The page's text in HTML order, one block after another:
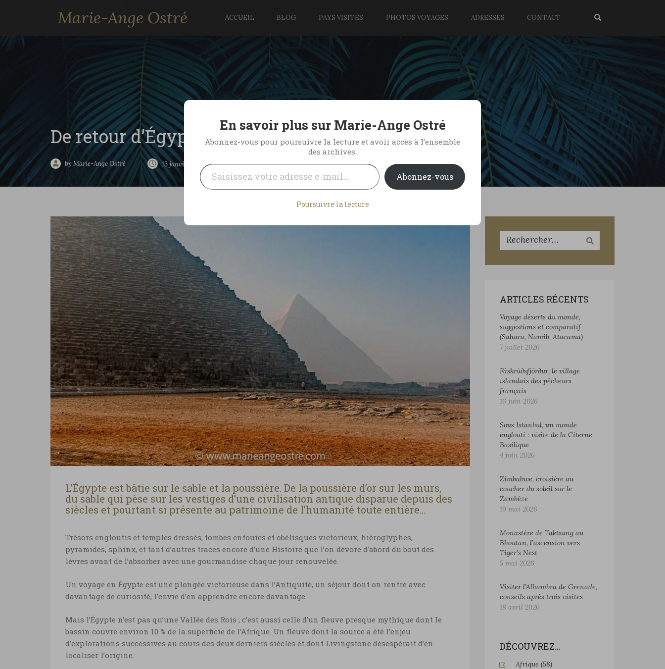
Marie-Ange Ostré ACCUEIL BLOG PAYS VISITÉS PHOTOS VOYAGES ADRESSES CONTACT
De retour d’Égypte
by Marie-Ange Ostré 13 janvier 2009 10 Comments
L’Égypte est bâtie sur le sable et la poussière. De la poussière d’or sur les murs,
du sable qui pèse sur les vestiges d’une civilisation antique disparue depuis des
siècles et pourtant si présente au patrimoine de l’humanité toute entière…
Trésors engloutis et temples dressés, tombes enfouies et obélisques victorieux, hiéroglyphes,
pyramides, sphinx, et tant d’autres traces encore d’une Histoire que l’on dévore d’abord du bout des
lèvres avant de l’absorber avec une gourmandise chaque jour renouvelée.
Un voyage en Égypte est une plongée victorieuse dans l’Antiquité, un séjour dont on rentre avec
davantage de curiosité, l’envie d’en apprendre encore davantage.
Mais l’Égypte n’est pas qu’une Vallée des Rois ; c’est aussi celle d’un fleuve presque mythique dont le
bassin couvre environ 10 % de la superficie de l’Afrique. Un fleuve dont la source a été l’enjeu
d’explorations successives au cours des deux derniers siècles et dont Livingstone désespérait d’en
localiser l’origine.
ARTICLES RÉCENTS
Voyage déserts du monde,
suggestions et comparatif
(Sahara, Namib, Atacama)
7 juillet 2026
Fáskrúðsfjörður, le village
islandais des pêcheurs
français
16 juin 2026
Sous Istanbul, un monde
englouti : visite de la Citerne
Basilique
4 juin 2026
Zimbabwe, croisière au
coucher du soleil sur le
Zambèze
19 mai 2026
Monastère de Taktsang au
Bhoutan, l’ascension vers
Tiger’s Nest
5 mai 2026
Visiter l’Alhambra de Grenade,
conseils après trois visites
18 avril 2026
DÉCOUVREZ…
Afrique (58)
En savoir plus sur Marie-Ange Ostré
Abonnez-vous pour poursuivre la lecture et avoir accès à l’ensemble
des archives.
Saisissez votre adresse e-mail…
Abonnez-vous
Poursuivre la lecture